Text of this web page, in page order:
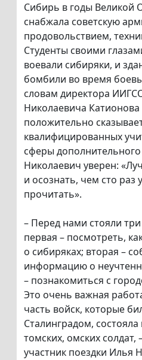
Сибирь в годы Великой
снабжала советскую
продовольствием,
Студенты своими
воевали сибиряки, и
бомбили во время
словам директора
Николаевича
положительно
квалифицированных
сферы
Николаевич уверен:
и осознать, чем сто раз
прочитать».
– Перед нами стояли
первая – посмотреть,
о сибиряках; вторая –
информацию о
– познакомиться с
Это очень важная
часть войск, которые
Сталинградом,
томских, омских солдат,
участник поездки Илья